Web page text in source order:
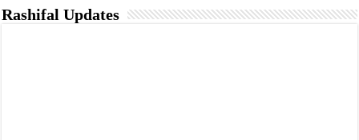
Rashifal Updates